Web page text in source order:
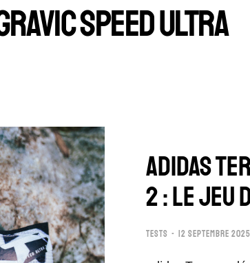
SPEED ULTRA
ADIDAS
2 : LE JEU
TESTS 12 SEPTEMBRE 2025